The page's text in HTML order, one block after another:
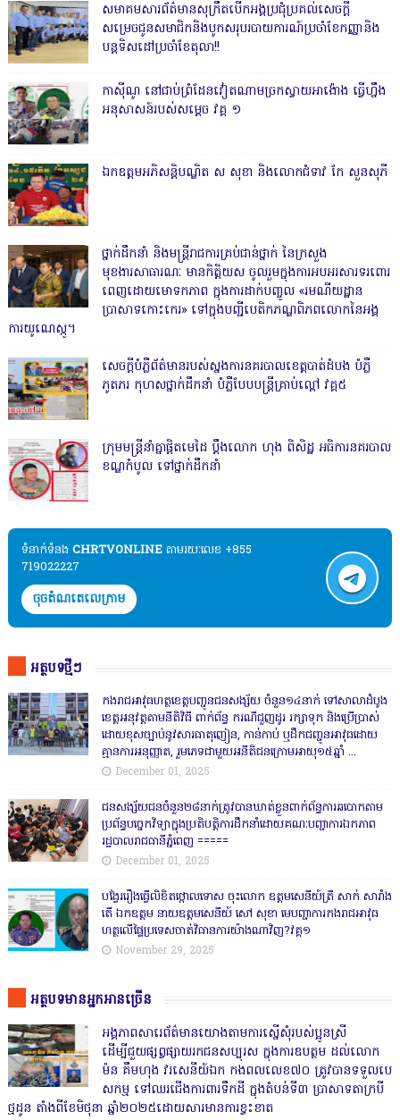
សមាគមសារព័ត៌មានសុក្រឹតបើកអង្គប្រជុំប្រគល់សេចក្តី
សម្រេចជូនសមាជិកនិងបូកសរុបរបាយការណ៍ប្រចាំខែកញ្ញានិង
បន្តទិសដៅប្រចាំខែតុលា!!
កាសុីណូ នៅជាប់ព្រំដែនវៀតណាមច្រកស្វាយអាង៉ោង ធ្វើហ្នឹង
អនុសាសន៍របស់សម្ដេច វគ្គ ១
ឯកឧត្តមអភិសន្តិបណ្ឌិត ស សុខា និងលោកជំទាវ កែ សួនសុភី
ថ្នាក់ដឹកនាំ និងមន្ត្រីរាជការគ្រប់ជាន់ថ្នាក់ នៃក្រសួង
មុខងារសាធារណៈ មានកិត្តិយស ចូលរួមក្នុងការអបអរសារទរពោរ
ពេញដោយមោទកភាព ក្នុងការដាក់បញ្ចូល «រមណីយដ្ឋាន
ប្រាសាទកោះកេរ» ទៅក្នុងបញ្ជីបេតិកភណ្ឌពិភពលោកនៃអង្គ
ការយូណេស្កូ។
សេចក្តីបំភ្លឺព័ត៌មានរបស់ស្នងការនគរបាលខេត្តបាត់ដំបង បំភ្លឺ
ភូតភរ កុហសថ្នាក់ដឹកនាំ បំភ្លឺបែបបន្ត្រីគ្រាប់ល្ពៅ វគ្គ៥
ក្រុមមន្ត្រីនាំគ្នាផ្ដិតមេដៃ ប្ដឹងលោក ហុង ពិសិដ្ឋ អធិការនគរបាល
ខណ្ឌកំបូល ទៅថ្នាក់ដឹកនាំ
ទំនាក់ទំនង​​ CHRTVONLINE តាមរយៈលេខ +855
719022227
ចុចតំណតេលេក្រាម
អត្ថបទថ្មីៗ
កងរាជឣាវុធហត្ថខេត្តបញ្ជូនជនសង្ស័យ ចំនួន១៤នាក់ ទៅសាលាដំបូង
ខេត្តឣនុវត្តតាមនីតិវិធី ពាក់ព័ន្ធ ករណីជួញដូរ រក្សាទុក និងប្រើប្រាស់
ដោយខុសច្បាប់នូវសារធាតុញៀន, កាន់កាប់ ឬដឹកជញ្ជូនអាវុធដោយ
គ្មានការអនុញ្ញាត, រួមភេទជាមួយអនីតិជនក្រោមអាយុ១៥ឆ្នាំ ...
December 01, 2025
ជនសង្ស័យជនចំនួន២៨នាក់ត្រូវបានឃាត់ខ្លួនពាក់ព័ន្ធការឆបោកតាម
ប្រព័ន្ធបច្ចេកវិទ្យាក្នុងប្រតិបត្តិការដឹកនាំដោយគណៈបញ្ជាការឯកភាព
រដ្ឋបាលរាជធានីភ្នំពេញ ‎=====
December 01, 2025
បង្វែររឿងធ្វើលិខិតថ្កោលទោស ចុះលោក ឧត្តមសេនីយ៍ត្រី សាក់ សារាំង
តើ ឯកឧត្តម នាយឧត្តមសេនីយ៍ សៅ សុខា មេបញ្ជាការកងរាជអាវុធ
ហត្ថលើផ្ទៃប្រទេសចាត់វិធានការយ៉ាងណាវិញ?វគ្គ១
November 29, 2025
អត្ថបទមានអ្នកអានច្រើន
អង្គភាពសារេព័ត៌មានយោងតាមការស្នើសុំរបស់ប្អូនស្រី
ដើម្បីជួយផ្សព្វផ្សាយរកជនសប្បុរស ក្នុងការឧបត្ថម ដល់លោក
ម៉ន គឹមហុង វរសេនីយ៍ឯក កងពលលេខ៧០ ត្រូវបានទទួលបេ
សកម្ម ទៅឈរជើងការពារទឹកដី ក្នុងតំបន់ទី៣ ប្រាសាទតាក្របី
ថ្មដូន តាំងពីខែមិថុនា ឆ្នាំ២០២៥ដោយសារមានការខ្វះខាត